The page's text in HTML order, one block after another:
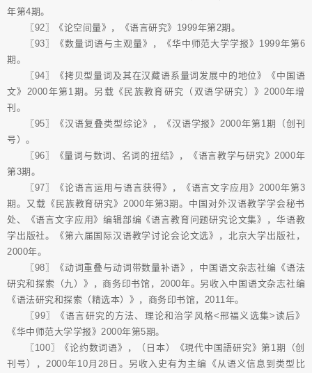
年第4期。
〖92〗《论空间量》，《语言研究》1999年第2期。
〖93〗《数量词语与主观量》，《华中师范大学学报》1999年第6
期。
〖94〗《拷贝型量词及其在汉藏语系量词发展中的地位》《中国语
文》2000年第1期。另载《民族教育研究（双语学研究）》2000年增
刊。
〖95〗《汉语复叠类型综论》，《汉语学报》2000年第1期（创刊
号）。
〖96〗《量词与数词、名词的扭结》，《语言教学与研究》2000年
第3期。
〖97〗《论语言运用与语言获得》，《语言文字应用》2000年第3
期。又载《民族教育研究》2000年第3期。中国对外汉语教学学会秘书
处、《语言文字应用》编辑部编《语言教育问题研究论文集》，华语教
学出版社。《第六届国际汉语教学讨论会论文选》，北京大学出版社，
2000年。
〖98〗《动词重叠与动词带数量补语》，中国语文杂志社编《语法
研究和探索（九）》，商务印书馆，2000年。另收入中国语文杂志社编
《语法研究和探索（精选本）》，商务印书馆，2011年。
〖99〗《语言研究的方法、理论和治学风格<邢福义选集>读后》
《华中师范大学学报》2000年第5期。
〖100〗《论约数词语》，（日本）《現代中国語研究》第1期（创
刊号），2000年10月28日。另收入史有为主编《从语义信息到类型比